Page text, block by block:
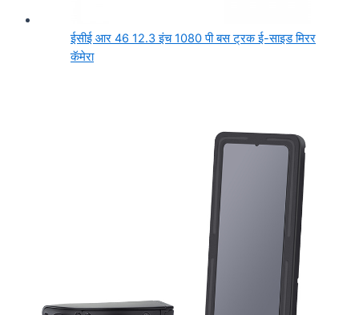
ईसीई आर 46 12.3 इंच 1080 पी बस ट्रक ई-साइड मिरर
कॅमेरा